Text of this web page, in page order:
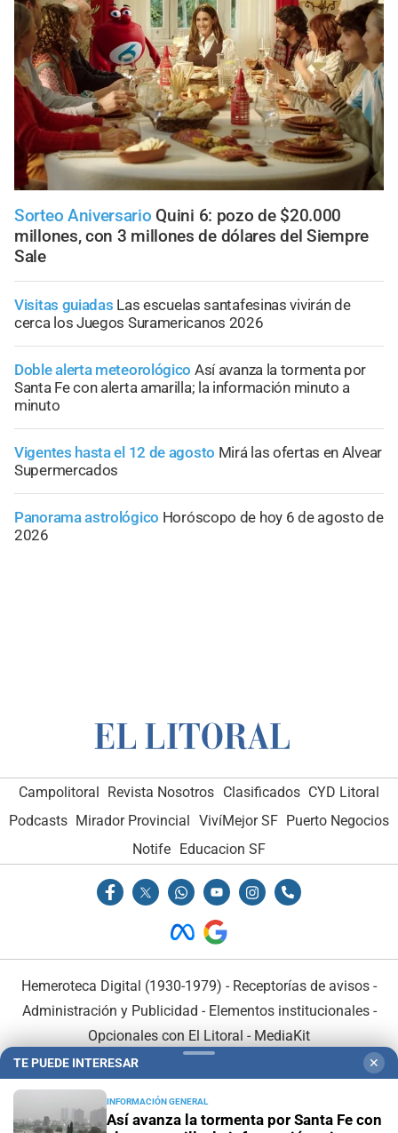
Sorteo Aniversario Quini 6: pozo de $20.000
millones, con 3 millones de dólares del Siempre
Sale
Visitas guiadas Las escuelas santafesinas vivirán de
cerca los Juegos Suramericanos 2026
Doble alerta meteorológico Así avanza la tormenta por
Santa Fe con alerta amarilla; la información minuto a
minuto
Vigentes hasta el 12 de agosto Mirá las ofertas en Alvear
Supermercados
Panorama astrológico Horóscopo de hoy 6 de agosto de
2026
Campolitoral Revista Nosotros Clasificados CYD Litoral
Podcasts Mirador Provincial VivíMejor SF Puerto Negocios
Notife Educacion SF
Hemeroteca Digital (1930-1979) - Receptorías de avisos -
Administración y Publicidad - Elementos institucionales-
Opcionales con El Litoral - MediaKit
TE PUEDE INTERESAR ✕
INFORMACIÓN GENERAL
Así avanza la tormenta por Santa Fe con